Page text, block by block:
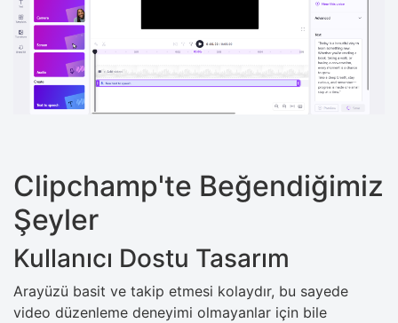
Clipchamp'te Beğendiğimiz
Şeyler
Kullanıcı Dostu Tasarım
Arayüzü basit ve takip etmesi kolaydır, bu sayede
video düzenleme deneyimi olmayanlar için bile